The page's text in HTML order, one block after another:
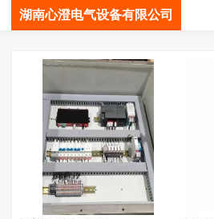
湖南心澄电气设备有限公司